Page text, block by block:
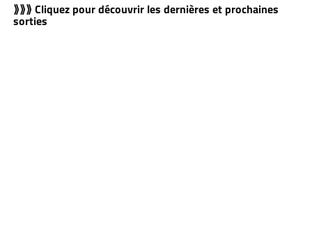
⟫⟫⟫ Cliquez pour découvrir les dernières et prochaines
sorties